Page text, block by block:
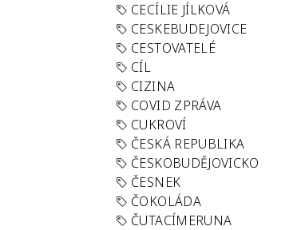
CECÍLIE JÍLKOVÁ
CESKEBUDEJOVICE
CESTOVATELÉ
CÍL
CIZINA
COVID ZPRÁVA
CUKROVÍ
ČESKÁ REPUBLIKA
ČESKOBUDĚJOVICKO
ČESNEK
ČOKOLÁDA
ČUTACÍMERUNA